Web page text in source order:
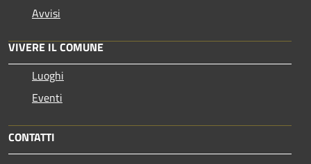
Avvisi
VIVERE IL COMUNE
Luoghi
Eventi
CONTATTI